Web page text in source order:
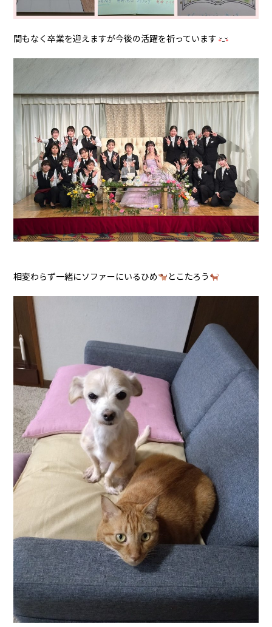
間もなく卒業を迎えますが今後の活躍を祈っています
相変わらず一緒にソファーにいるひめ とこたろう